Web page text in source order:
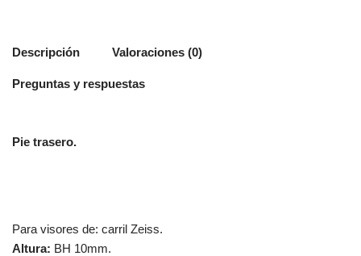
Descripción Valoraciones (0)
Preguntas y respuestas
Pie trasero.
Para visores de: carril Zeiss.
Altura: BH 10mm.